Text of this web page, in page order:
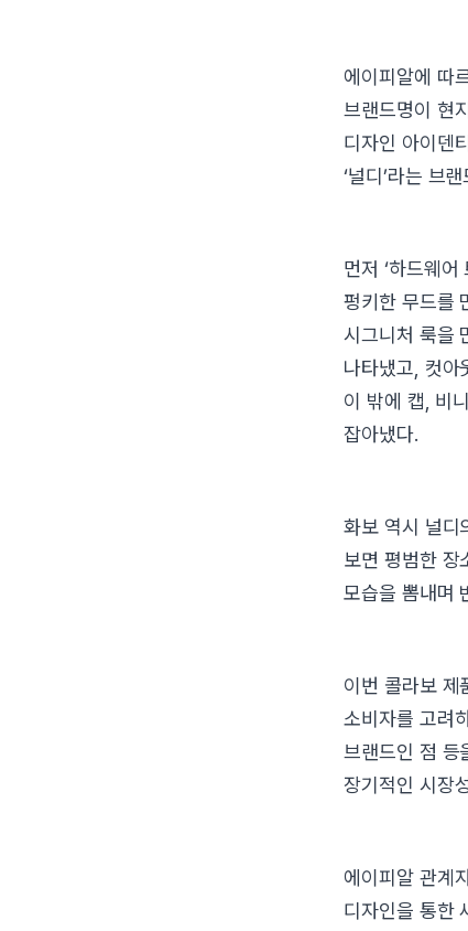
에이피알에 따
브랜드명이 현
디자인 아이덴
‘널디’라는 브
먼저 ‘하드웨
펑키한 무드를
시그니처 룩을
나타냈고, 컷아
이 밖에 캡, 비
잡아냈다.
화보 역시 널디
보면 평범한 장
모습을 뽐내며
이번 콜라보 제
소비자를 고려
브랜드인 점 등
장기적인 시장
에이피알 관계
디자인을 통한